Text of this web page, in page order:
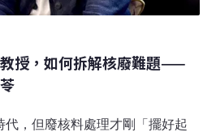
授，如何拆解核廢難題——
代，但廢核料處理才剛「擺好起